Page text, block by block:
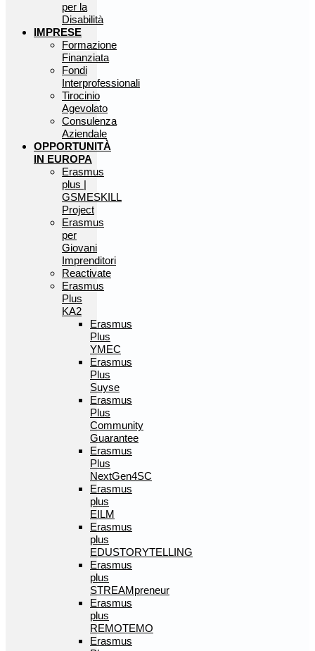
per la
Disabilità
IMPRESE
Formazione
Finanziata
Fondi
Interprofessionali
Tirocinio
Agevolato
Consulenza
Aziendale
OPPORTUNITÀ
IN EUROPA
Erasmus
plus |
GSMESKILL
Project
Erasmus
per
Giovani
Imprenditori
Reactivate
Erasmus
Plus
KA2
Erasmus
Plus
YMEC
Erasmus
Plus
Suyse
Erasmus
Plus
Community
Guarantee
Erasmus
Plus
NextGen4SC
Erasmus
plus
EILM
Erasmus
plus
EDUSTORYTELLING
Erasmus
plus
STREAMpreneur
Erasmus
plus
REMOTEMO
Erasmus